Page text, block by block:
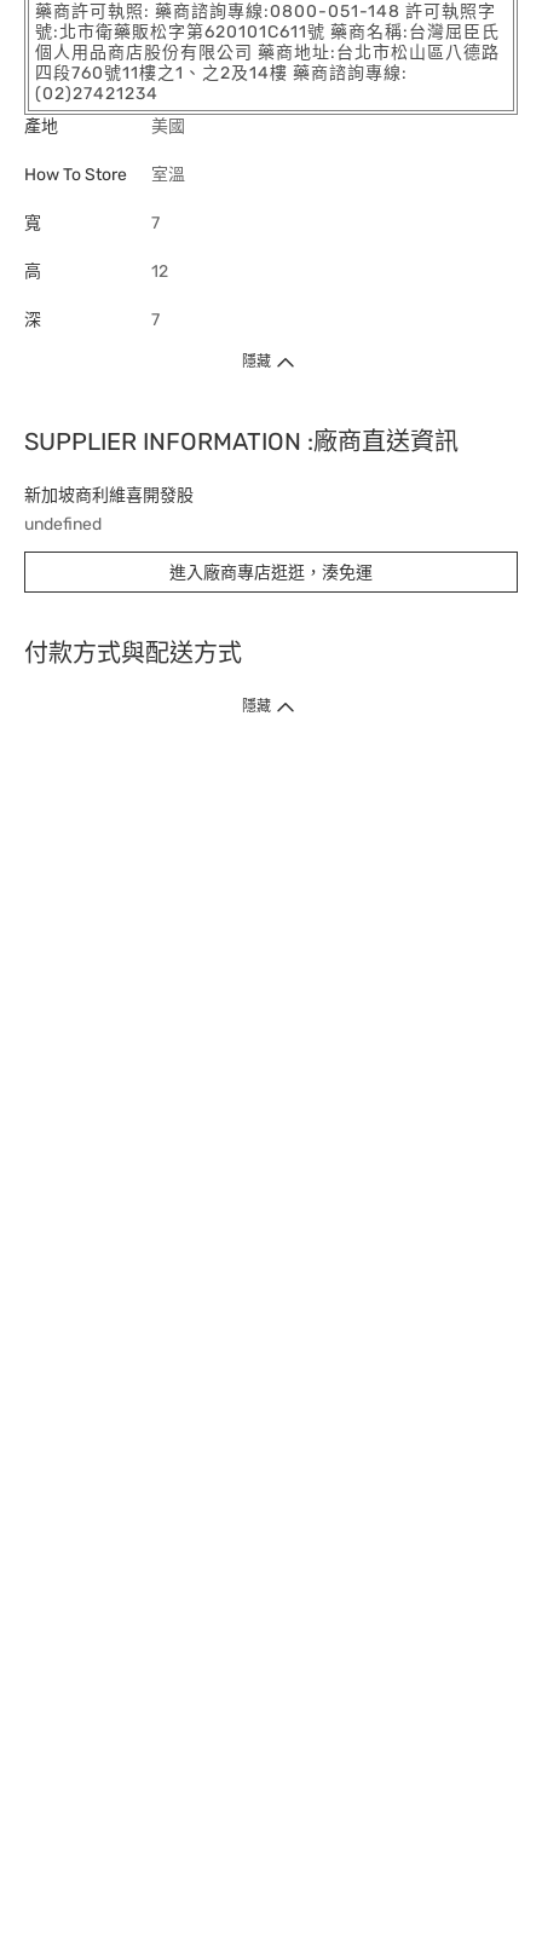
藥商許可執照: 藥商諮詢專線:0800-051-148 許可執照字
號:北市衛藥販松字第620101C611號 藥商名稱:台灣屈臣氏
個人用品商店股份有限公司 藥商地址:台北市松山區八德路
四段760號11樓之1、之2及14樓 藥商諮詢專線:
(02)27421234
產地
美國
How To Store 室溫
寬 7
高 12
深 7
隱藏
SUPPLIER INFORMATION :廠商直送資訊
新加坡商利維喜開發股
undefined
進入廠商專店逛逛，湊免運
付款方式與配送方式
隱藏